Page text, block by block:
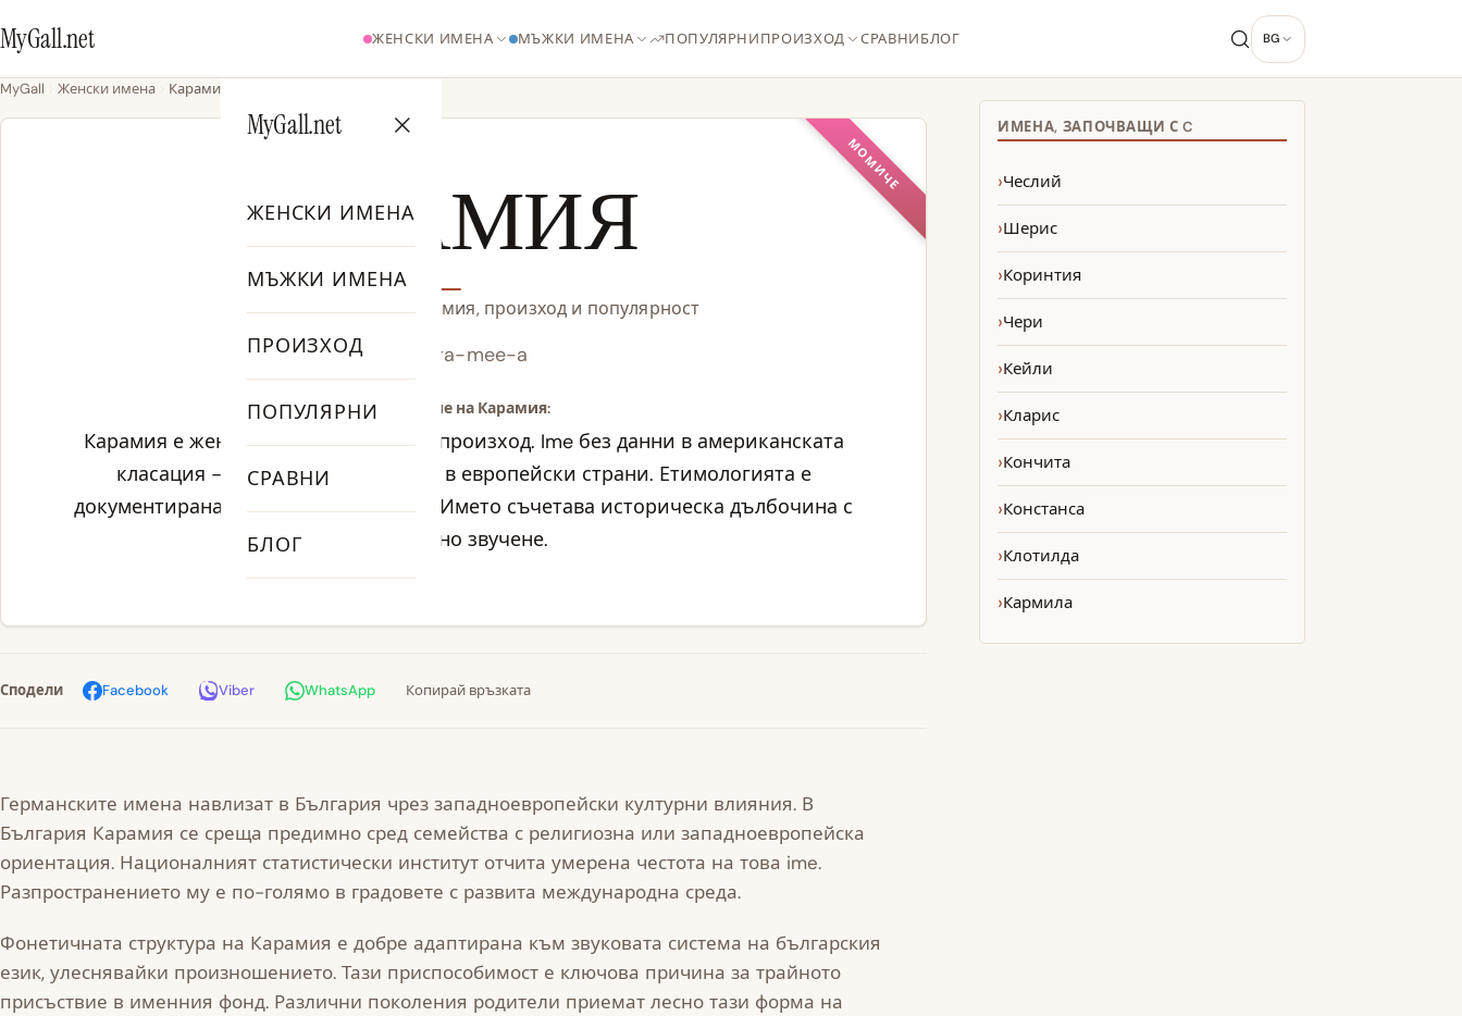
MyGall.net ЖЕНСКИ ИМЕНА МЪЖКИ ИМЕНА ПОПУЛЯРНИПРОИЗХОД СРАВНИБЛОГ BG
MyGall.net
ЖЕНСКИ ИМЕНА
МЪЖКИ ИМЕНА
ПРОИЗХОД
ПОПУЛЯРНИ
СРАВНИ
БЛОГ
MyGall Женски имена Карамия
МОМИЧЕ
КАРАМИЯ
Значение на името Карамия, произход и популярност
CA-ra-mee-a
Значение на Карамия:
Карамия е женско ime от германски произход. Ime без данни в американската
класация — популярно предимно в европейски страни. Етимологията е
документирана на etymology records. Името съчетава историческа дълбочина с
модерно звучене.
Сподели Facebook Viber WhatsApp Копирай връзката
Германските имена навлизат в България чрез западноевропейски културни влияния. В
България Карамия се среща предимно сред семейства с религиозна или западноевропейска
ориентация. Националният статистически институт отчита умерена честота на това ime.
Разпространението му е по-голямо в градовете с развита международна среда.
Фонетичната структура на Карамия е добре адаптирана към звуковата система на българския
език, улеснявайки произношението. Тази приспособимост е ключова причина за трайното
присъствие в именния фонд. Различни поколения родители приемат лесно тази форма на
ИМЕНА, ЗАПОЧВАЩИ С C
Чеслий
Шерис
Коринтия
Чери
Кейли
Кларис
Кончита
Констанса
Клотилда
Кармила